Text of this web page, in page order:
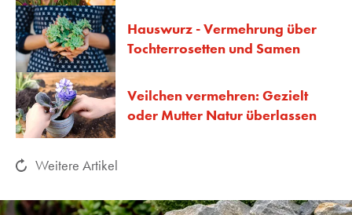
Hauswurz - Vermehrung über
Tochterrosetten und Samen
Veilchen vermehren: Gezielt
oder Mutter Natur überlassen
Weitere Artikel